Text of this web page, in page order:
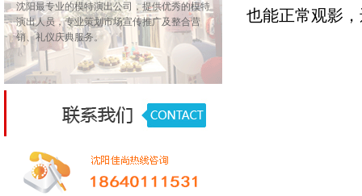
沈阳最专业的模特演出公司，提供优秀的模特
演出人员，专业策划市场宣传推广及整合营
销、礼仪庆典服务。
也能正常观影